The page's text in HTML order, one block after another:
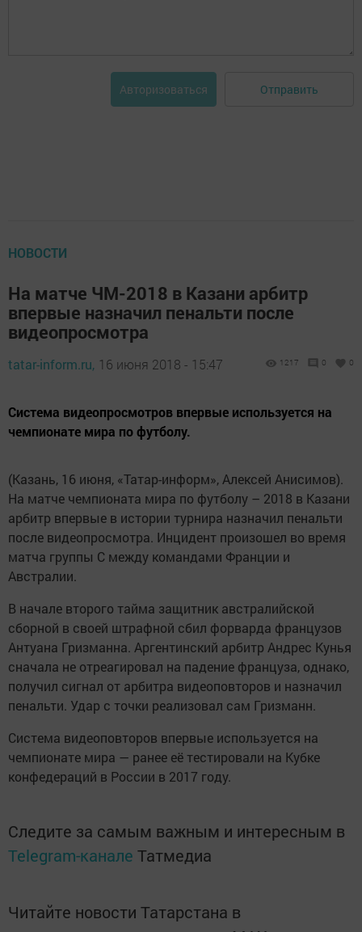
Авторизоваться Отправить
НОВОСТИ
На матче ЧМ-2018 в Казани арбитр
впервые назначил пенальти после
видеопросмотра
tatar-inform.ru, 16 июня 2018 - 15:47 1217 0 0
Система видеопросмотров впервые используется на
чемпионате мира по футболу.
(Казань, 16 июня, «Татар-информ», Алексей Анисимов).
На матче чемпионата мира по футболу – 2018 в Казани
арбитр впервые в истории турнира назначил пенальти
после видеопросмотра. Инцидент произошел во время
матча группы C между командами Франции и
Австралии.
В начале второго тайма защитник австралийской
сборной в своей штрафной сбил форварда французов
Антуана Гризманна. Аргентинский арбитр Андрес Кунья
сначала не отреагировал на падение француза, однако,
получил сигнал от арбитра видеоповторов и назначил
пенальти. Удар с точки реализовал сам Гризманн.
Система видеоповторов впервые используется на
чемпионате мира — ранее её тестировали на Кубке
конфедераций в России в 2017 году.
Следите за самым важным и интересным в
Telegram-канале Татмедиа
Читайте новости Татарстана в